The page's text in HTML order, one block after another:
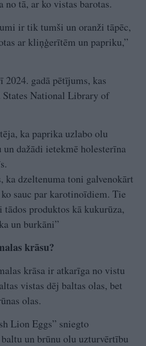
no tā, ar ko vistas barotas.
ir tik tumši un oranži tāpēc,
ar kliņģerītēm un papriku,”
2024. gadā pētījums, kas
States National Library of
ka paprika uzlabo olu
dažādi ietekmē holesterīna
ka dzeltenuma toni galvenokārt
sauc par karotinoīdiem. Tie
tādos produktos kā kukurūza,
un burkāni”
krāsu?
krāsa ir atkarīga no vistu
vistas dēj baltas olas, bet
olas.
Lion Eggs” sniegto
un brūnu olu uzturvērtību